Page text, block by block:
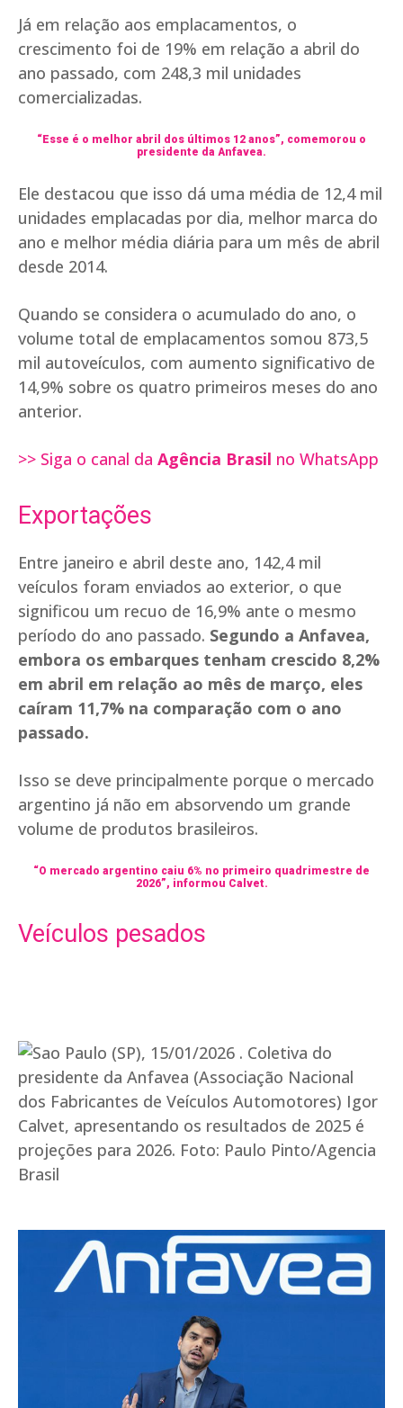
Já em relação aos emplacamentos, o
crescimento foi de 19% em relação a abril do
ano passado, com 248,3 mil unidades
comercializadas.
“Esse é o melhor abril dos últimos 12 anos”, comemorou o
presidente da Anfavea.
Ele destacou que isso dá uma média de 12,4 mil
unidades emplacadas por dia, melhor marca do
ano e melhor média diária para um mês de abril
desde 2014.
Quando se considera o acumulado do ano, o
volume total de emplacamentos somou 873,5
mil autoveículos, com aumento significativo de
14,9% sobre os quatro primeiros meses do ano
anterior.
>> Siga o canal da Agência Brasil no WhatsApp
Exportações
Entre janeiro e abril deste ano, 142,4 mil
veículos foram enviados ao exterior, o que
significou um recuo de 16,9% ante o mesmo
período do ano passado. Segundo a Anfavea,
embora os embarques tenham crescido 8,2%
em abril em relação ao mês de março, eles
caíram 11,7% na comparação com o ano
passado.
Isso se deve principalmente porque o mercado
argentino já não em absorvendo um grande
volume de produtos brasileiros.
“O mercado argentino caiu 6% no primeiro quadrimestre de
2026”, informou Calvet.
Veículos pesados